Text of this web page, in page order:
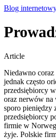
Blog
Article
Niedawno coraz
jednak często
przedsiębiorcy
oraz nerwów na
sporo pieniędzy
przedsiębiorcy
firmie w
żyje. Polskie